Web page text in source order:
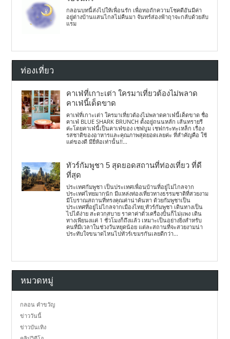
กลอนบทนี้ส่งไปให้เพื่อนรัก เพื่อทอถักความโชคดีอันมีค่า
อยู่ต่างบ้านแสนไกลไม่คืนมา จันทร์ส่องฟ้าฤาจะกลับด้วยลับ
แรม
ท่องเที่ยว
คาเฟ่ที่เกาะเต่า ใครมาเที่ยวต้องไม่พลาด
คาเฟ่นี้เด็ดขาด
คาเฟ่ที่เกาะเต่า ใครมาเที่ยวต้องไม่พลาดคาเฟ่นี้เด็ดขาด ชื่อ
คาเฟ่ BLUE SHARK BRUNCH ตั้งอยู่ถนนหลัก เส้นทรายรี
ค่ะโดยคาเฟ่นี้เป็นคาเฟ่ของ เชฟบูม เชฟกระทะเหล็ก เรื่อง
รสชาติของอาหารและคุณภาพสุดยอดเลยค่ะ ที่สำคัญคือ ใช้
แต่ของดี มียี่ห้อเท่านั้น!!...
ทัวร์กัมพูชา 5 สุดยอดสถานที่ท่องเที่ยว ที่ดี
ที่สุด
ประเทศกัมพูชา เป็นประเทศเพื่อนบ้านที่อยู่ไม่ไกลจาก
ประเทศไทยมากนัก มีแหล่งท่องเที่ยวทางธรรมชาติที่สวยงาม
มีโบราณสถานที่ทรงคุณค่าน่าค้นหา ด้วยกัมพูชาเป็น
ประเทศที่อยู่ไม่ไกลจากเมืองไทย ทัวร์กัมพูชา เดินทางเป็น
ไปได้ง่าย สะดวกสบาย ราคาค่าตั๋วเครื่องบินก็ไม่แพง เดิน
ทางเพียนงแค่ 1 ชั่วโมงก็ถึงแล้ว เหมาะเป็นอย่างยิ่งสำหรับ
คนที่มีเวลาในช่วงวันหยุดน้อย แต่ละสถานที่จะสวยงามน่า
ประทับใจขนาดไหนไปทัวร์เขมรกันเลยดีกว่า...
หมวดหมู่
กลอน คำขวัญ
ข่าววันนี้
ข่าวบันเทิง